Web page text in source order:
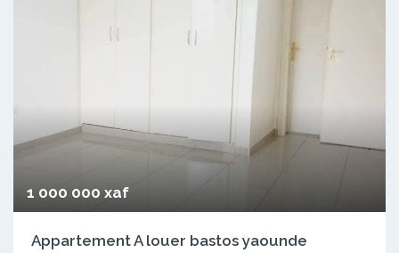
1 000 000 xaf
Appartement A louer bastos yaounde